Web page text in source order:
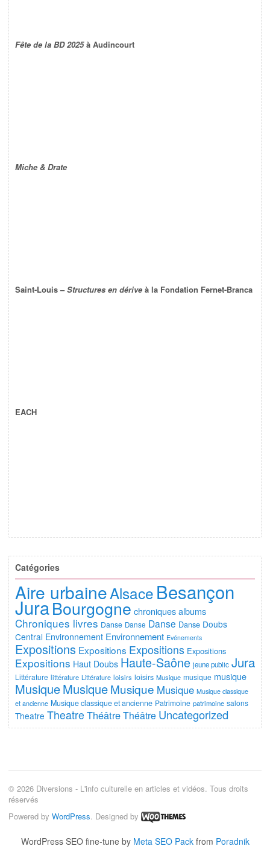
Fête de la BD 2025à Audincourt
Miche & Drate
Saint-Louis –Structures en dérive à la Fondation Fernet-Branca
EACH
Catégories
Aire urbaineAlsace Besançon
JuraBourgogne chroniques albums
Chroniques livres Danse Danse Danse Danse Doubs
Central Environnement Environnement Evénements
Expositions Expositions Expositions Expositions
Expositions Haut Doubs Haute-Saône jeune public Jura
Littérature littérature Littérature loisirs loisirs Musique musique musique
MusiqueMusiqueMusique Musique Musique classique
et ancienne Musique classique et ancienne Patrimoine patrimoine salons
Theatre Theatre ThéâtreThéâtre Uncategorized
© 2026 Diversions - L'info culturelle en articles et vidéos. Tous droits
réservés
Powered by WordPress. Designed by
WordPress SEO fine-tune by Meta SEO Packfrom Poradnik